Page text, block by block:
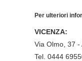
Per ulteriori
VICENZA:
Via Olmo, 37 -
Tel. 0444